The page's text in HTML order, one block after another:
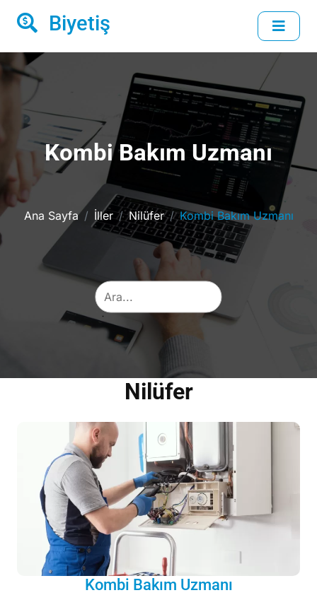
Biyetiş
Kombi Bakım Uzmanı
Ana Sayfa İller Nilüfer Kombi Bakım Uzmanı
Nilüfer
Kombi Bakım Uzmanı